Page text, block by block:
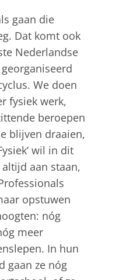
gaan die
Dat komt ook
Nederlandse
We doen
fysiek werk,
beroepen
blijven draaien,
wil in dit
aan staan,
opstuwen
nóg
meer
In hun
gaan ze nóg